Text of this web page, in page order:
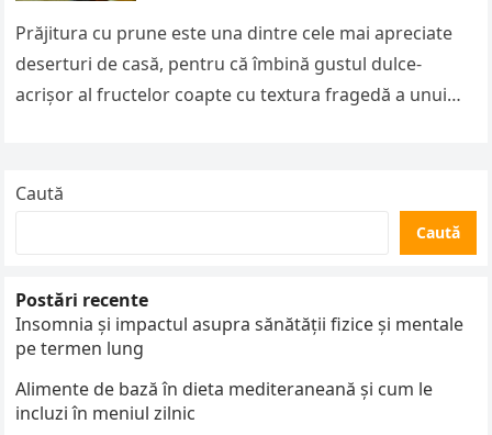
Prăjitura cu prune este una dintre cele mai apreciate
deserturi de casă, pentru că îmbină gustul dulce-
acrișor al fructelor coapte cu textura fragedă a unui
Caută
Caută
Postări recente
Insomnia și impactul asupra sănătății fizice și mentale
pe termen lung
Alimente de bază în dieta mediteraneană și cum le
incluzi în meniul zilnic